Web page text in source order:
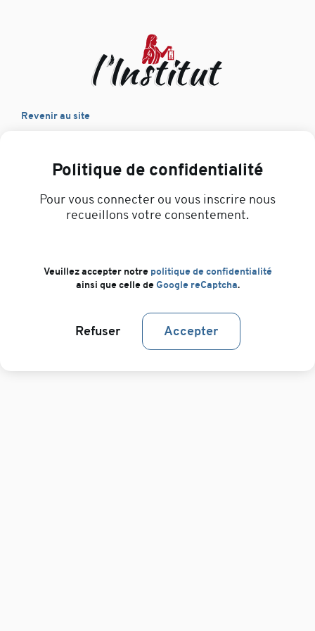
Revenir au site
Politique de confidentialité
Pour vous connecter ou vous inscrire nous
recueillons votre consentement.
Veuillez accepter notre politique de confidentialité
ainsi que celle de Google reCaptcha.
Refuser Accepter